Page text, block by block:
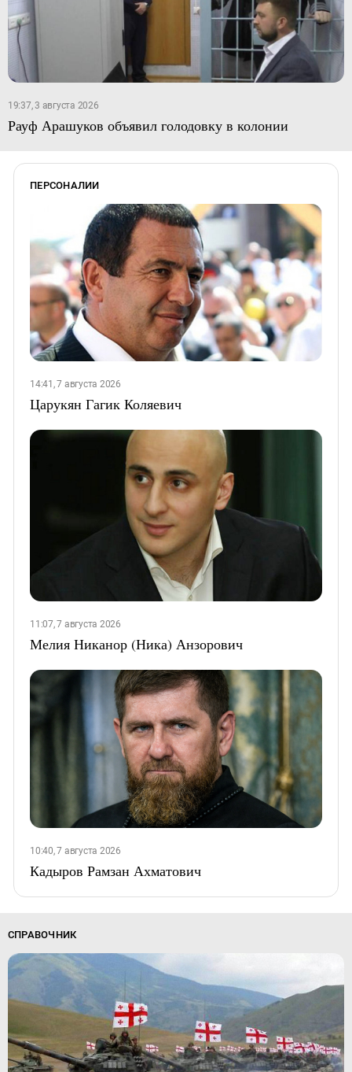
19:37, 3 августа 2026
Рауф Арашуков объявил голодовку в колонии
ПЕРСОНАЛИИ
14:41, 7 августа 2026
Царукян Гагик Коляевич
11:07, 7 августа 2026
Мелия Никанор (Ника) Анзорович
10:40, 7 августа 2026
Кадыров Рамзан Ахматович
СПРАВОЧНИК